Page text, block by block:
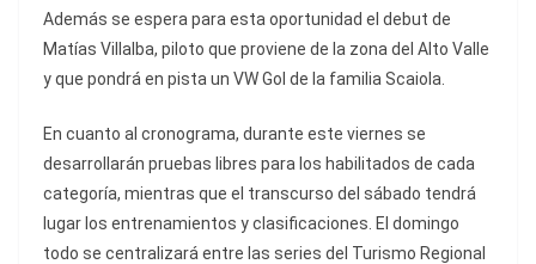
Además se espera para esta oportunidad el debut de
Matías Villalba, piloto que proviene de la zona del Alto Valle
y que pondrá en pista un VW Gol de la familia Scaiola.
En cuanto al cronograma, durante este viernes se
desarrollarán pruebas libres para los habilitados de cada
categoría, mientras que el transcurso del sábado tendrá
lugar los entrenamientos y clasificaciones. El domingo
todo se centralizará entre las series del Turismo Regional